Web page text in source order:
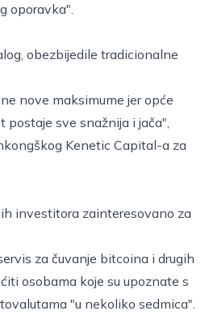
oporavka".
obezbijedile tradicionalne
nove maksimume jer opće
sve snažnija i jača",
Kenetic Capital-a za
investitora zainteresovano za
za čuvanje bitcoina i drugih
osobama koje su upoznate s
"u nekoliko sedmica".